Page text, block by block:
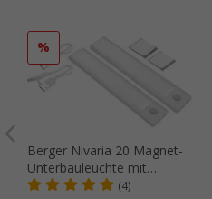
%
Berger Nivaria 20 Magnet-
Unterbauleuchte mit
Bewegungssensor 2er-Set
(4)